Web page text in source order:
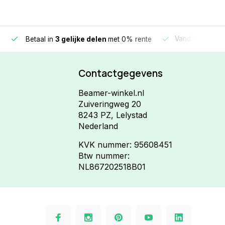
Betaal in 3 gelijke delen met 0% rente Vandaag
Contactgegevens
Beamer-winkel.nl
Zuiveringweg 20
8243 PZ, Lelystad
Nederland
KVK nummer: 95608451
Btw nummer:
NL867202518B01